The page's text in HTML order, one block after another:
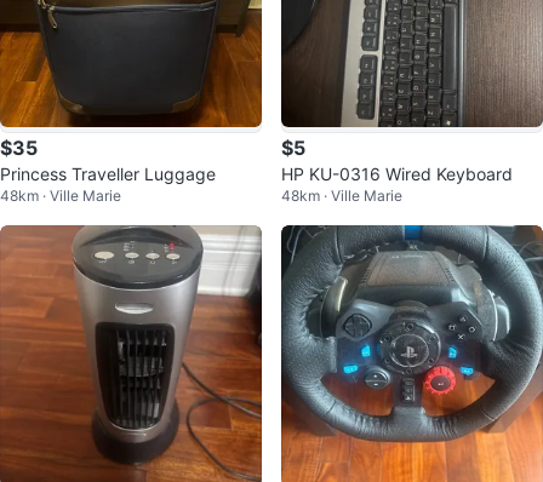
$35
Princess Traveller Luggage
48km · Ville Marie
$5
HP KU-0316 Wired Keyboard
48km · Ville Marie